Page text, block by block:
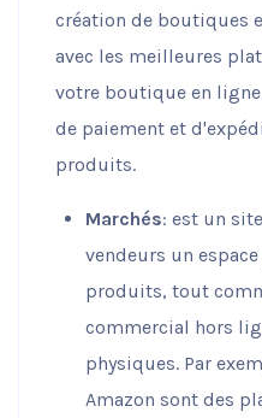
création de boutiques
avec les meilleures
votre boutique en
de paiement et
produits.
Marchés: est un
vendeurs un
produits, tout
commercial hors
physiques. Par
Amazon sont des